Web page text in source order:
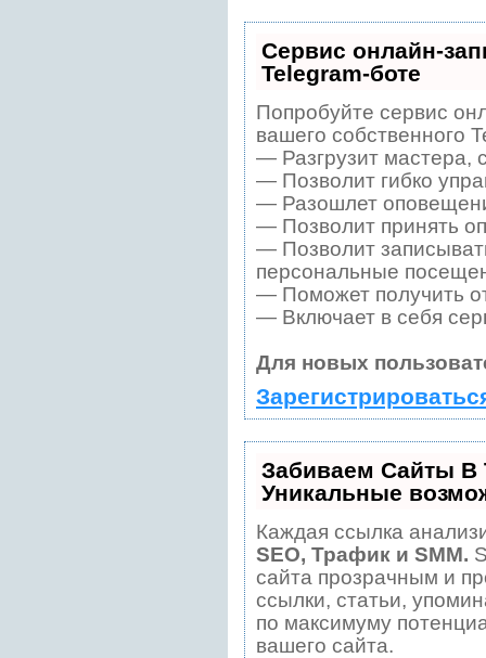
Сервис онлайн-
Telegram-боте
Попробуйте сервис
вашего собственного
— Разгрузит мастера,
— Позволит гибко
— Разошлет
— Позволит принять
— Позволит
персональные
— Поможет получить
— Включает в себя
Для новых
Забиваем Сайты
Уникальные
Каждая ссылка
SEO, Трафик и SMM.
сайта прозрачным и
ссылки, статьи,
по максимуму
вашего сайта.